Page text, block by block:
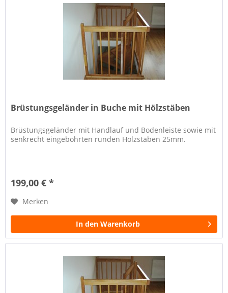
Brüstungsgeländer in Buche mit Hölzstäben
Brüstungsgeländer mit Handlauf und Bodenleiste sowie mit
senkrecht eingebohrten runden Holzstäben 25mm.
199,00 € *
Merken
In den Warenkorb